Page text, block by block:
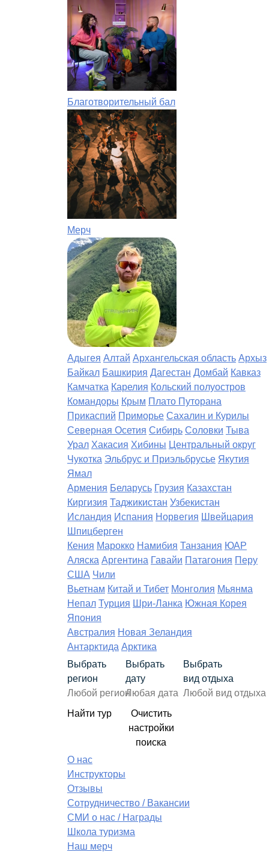
Благотворительный бал
Мерч
Адыгея Алтай Архангельская область Архыз
Байкал Башкирия Дагестан Домбай Кавказ
Камчатка Карелия Кольский полуостров
Командоры Крым Плато Путорана
Прикаспий Приморье Сахалин и Курилы
Северная Осетия Сибирь Соловки Тыва
Урал Хакасия Хибины Центральный округ
Чукотка Эльбрус и Приэльбрусье Якутия
Ямал
Армения Беларусь Грузия Казахстан
Киргизия Таджикистан Узбекистан
Исландия Испания Норвегия Швейцария
Шпицберген
Кения Марокко Намибия Танзания ЮАР
Аляска Аргентина Гавайи Патагония Перу
США Чили
Вьетнам Китай и Тибет Монголия Мьянма
Непал Турция Шри-Ланка Южная Корея
Япония
Австралия Новая Зеландия
Антарктида Арктика
Выбрать
регион
Выбрать
дату
Выбрать
вид отдыха
Найти тур
Очистить
настройки
поиска
О нас
Инструкторы
Отзывы
Сотрудничество / Вакансии
СМИ о нас / Награды
Школа туризма
Наш мерч